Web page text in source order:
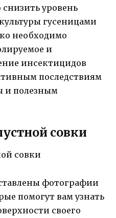
снизить уровень
гусеницами
необходимо
и
инсектицидов
последствиям
и полезным
совки
фотографии
помогут вам узнать
своего